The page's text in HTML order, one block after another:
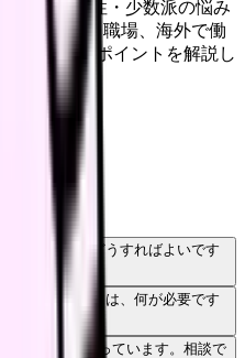
護師の属性・少数派の悩み
、LGBTQと職場、海外で働
先、確認ポイントを解説し
つらい時、どうすればよいです
として働くには、何が必要です
する言動に困っています。相談で